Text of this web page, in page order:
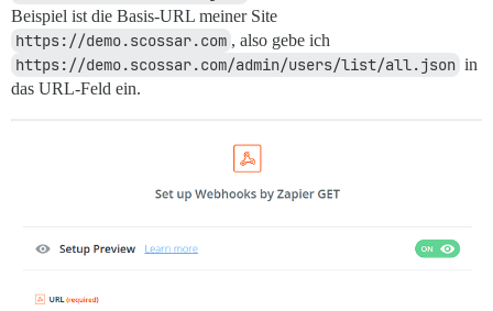
Beispiel ist die Basis-URL meiner Site
https://demo.scossar.com , also gebe ich
https://demo.scossar.com/admin/users/list/all.json in
das URL-Feld ein.